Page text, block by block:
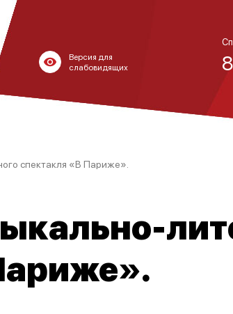
Версия для
слабовидящих
спектакля «В Париже».